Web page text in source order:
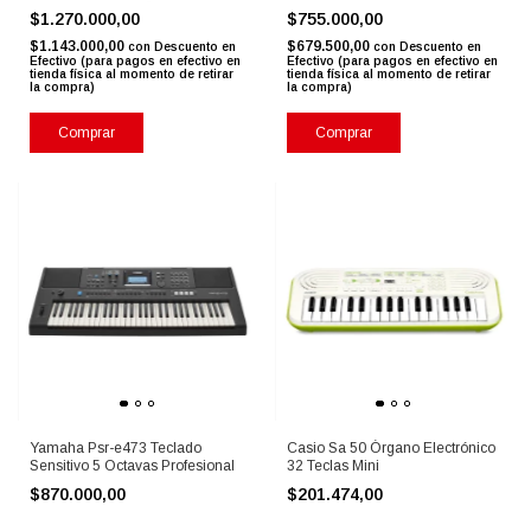
$1.270.000,00
$1.143.000,00 con Descuento en
Efectivo (para pagos en efectivo en
tienda física al momento de retirar
la compra)
Comprar
$755.000,00
$679.500,00 con Descuento en
Efectivo (para pagos en efectivo en
tienda física al momento de retirar
la compra)
Comprar
Yamaha Psr-e473 Teclado
Sensitivo 5 Octavas Profesional
$870.000,00
Casio Sa 50 Órgano Electrónico
32 Teclas Mini
$201.474,00